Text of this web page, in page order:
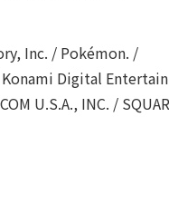
Inc. / Pokémon. /
/ Konami Digital
U.S.A., INC. /